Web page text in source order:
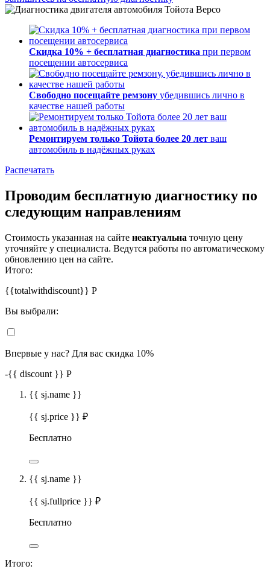
Скидка 10% + бесплатная диагностика при первом
посещении автосервиса
Свободно посещайте ремзону убедившись лично в
качестве нашей работы
Ремонтируем только Тойота более 20 лет ваш
автомобиль в надёжных руках
Распечатать
Проводим бесплатную диагностику по
следующим направлениям
Стоимость указанная на сайте неактуальна точную цену
уточняйте у специалиста. Ведутся работы по автоматическому
обновлению цен на сайте.
Итого:
{{totalwithdiscount}} Р
Вы выбрали:
Впервые у нас? Для вас скидка 10%
-{{ discount }} Р
{{ sj.name }}
{{ sj.price }} ₽
Бесплатно
{{ sj.name }}
{{ sj.fullprice }} ₽
Бесплатно
Итого: